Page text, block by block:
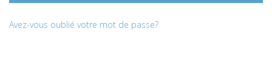
Avez-vous oublié votre mot de passe?